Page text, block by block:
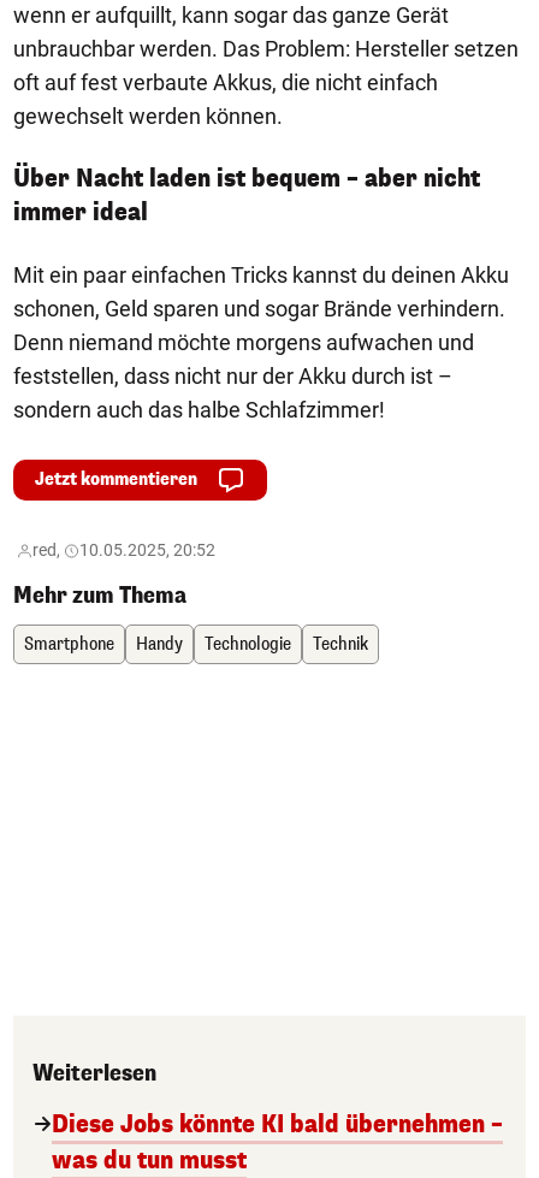
wenn er aufquillt, kann sogar das ganze Gerät
unbrauchbar werden. Das Problem: Hersteller setzen
oft auf fest verbaute Akkus, die nicht einfach
gewechselt werden können.
Über Nacht laden ist bequem – aber nicht
immer ideal
Mit ein paar einfachen Tricks kannst du deinen Akku
schonen, Geld sparen und sogar Brände verhindern.
Denn niemand möchte morgens aufwachen und
feststellen, dass nicht nur der Akku durch ist –
sondern auch das halbe Schlafzimmer!
Jetzt kommentieren
red, 10.05.2025, 20:52
Mehr zum Thema
Smartphone Handy Technologie Technik
Weiterlesen
Diese Jobs könnte KI bald übernehmen –
was du tun musst